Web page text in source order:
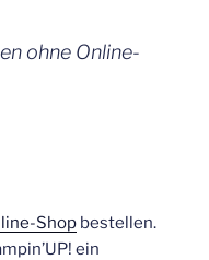
ohne Online-
Shop bestellen.
ein